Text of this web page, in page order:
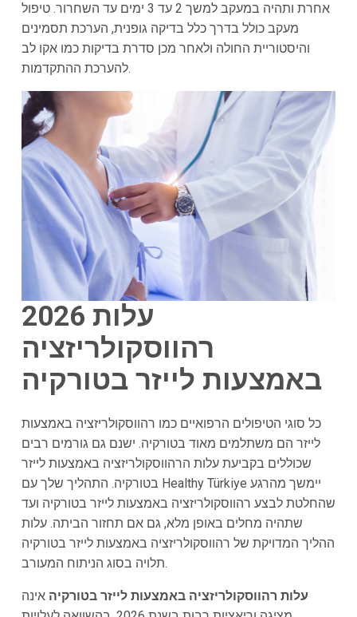
אחרת ותהיה במעקב למשך 2 עד 3 ימים עד השחרור. טיפול
מעקב כולל בדרך כלל בדיקה גופנית, הערכת תסמינים
והיסטוריית החולה ולאחר מכן סדרת בדיקות כמו אקו לב
להערכת ההתקדמות.
2026
רהווסקולריזציה
באמצעות לייזר בטורקיה
כל סוגי הטיפולים הרפואיים כמו רהווסקולריזציה באמצעות
לייזר הם משתלמים מאוד בטורקיה. ישנם גם גורמים רבים
שכוללים בקביעת עלות הרהווסקולריזציה באמצעות לייזר
בטורקיה. התהליך שלך עם Healthy Türkiye יימשך מהרגע
שהחלטת לבצע רהווסקולריזציה באמצעות לייזר בטורקיה ועד
שתהיה מחלים באופן מלא, גם אם תחזור הביתה. עלות
ההליך המדויקת של רהווסקולריזציה באמצעות לייזר בטורקיה
תלויה בסוג הניתוח המעורב.
עלות רהווסקולריזציה באמצעות לייזר בטורקיה אינה